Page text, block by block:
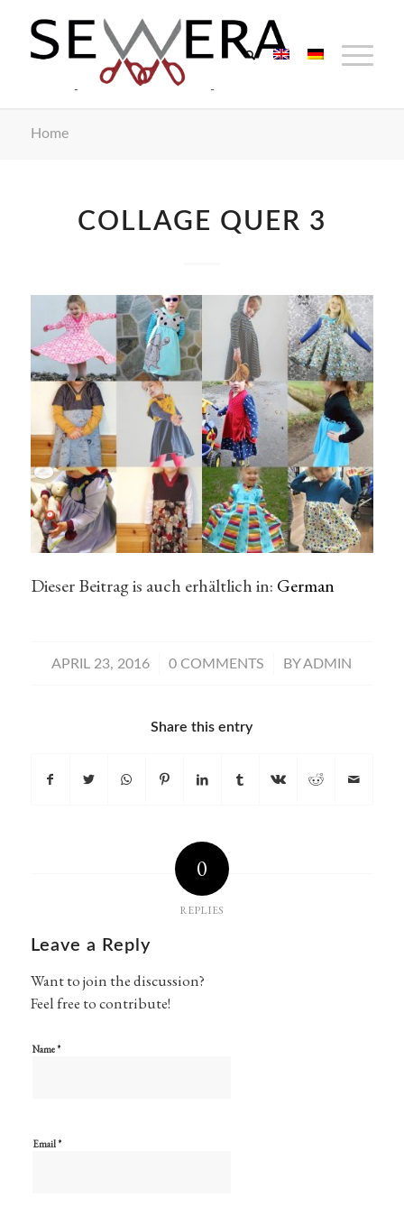
Home
COLLAGE QUER 3
Dieser Beitrag is auch erhältlich in: German
APRIL 23, 2016
/ 0 COMMENTS
/ BYADMIN
Share this entry
0
REPLIES
Leave a Reply
Want to join the discussion?
Feel free to contribute!
Name*
Email*